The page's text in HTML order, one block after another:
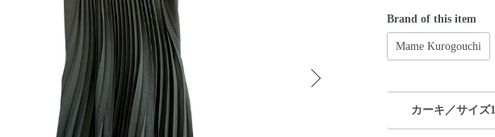
Brand of this item
Mame Kurogouchi
カーキ／サイズ1